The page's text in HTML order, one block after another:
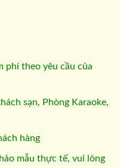
phí theo yêu cầu của
sạn, Phòng Karaoke,
hàng
mẫu thực tế, vui lòng